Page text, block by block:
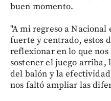
buen momento.
"A mi regreso a Nacional
fuerte y centrado, estos
reflexionar en lo que
sostener el juego arriba,
del balón y la
nos faltó ampliar las